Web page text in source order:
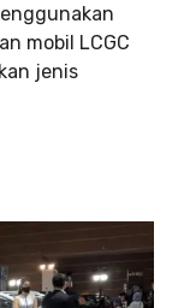
mobil LCGC
jenis